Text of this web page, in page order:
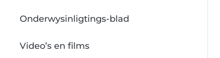
Onderwysinligtings-blad
Video’s en films